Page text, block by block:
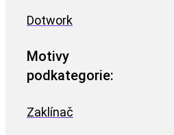
Dotwork
Motivy
podkategorie:
Zaklínač